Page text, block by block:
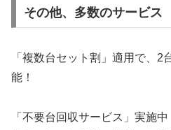
その他、多数のサービス
「複数台セット割」適用で、2
能！
「不要台回収サービス」実施中